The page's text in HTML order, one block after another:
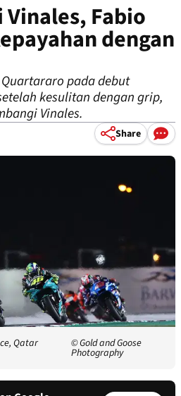
Fabio
dengan
pada debut
kesulitan dengan grip,
Vinales.
Share
Qatar © Gold and Goose
Photography